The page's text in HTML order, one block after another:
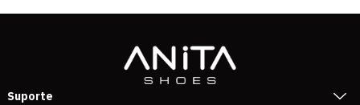
Suporte